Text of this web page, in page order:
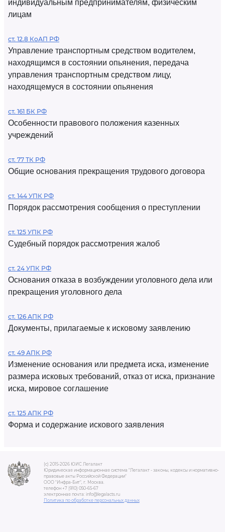
индивидуальным предпринимателям, физическим
лицам
ст. 12.8 КоАП РФ
Управление транспортным средством водителем,
находящимся в состоянии опьянения, передача
управления транспортным средством лицу,
находящемуся в состоянии опьянения
ст. 161 БК РФ
Особенности правового положения казенных
учреждений
ст. 77 ТК РФ
Общие основания прекращения трудового договора
ст. 144 УПК РФ
Порядок рассмотрения сообщения о преступлении
ст. 125 УПК РФ
Судебный порядок рассмотрения жалоб
ст. 24 УПК РФ
Основания отказа в возбуждении уголовного дела или
прекращения уголовного дела
ст. 126 АПК РФ
Документы, прилагаемые к исковому заявлению
ст. 49 АПК РФ
Изменение основания или предмета иска, изменение
размера исковых требований, отказ от иска, признание
иска, мировое соглашение
ст. 125 АПК РФ
Форма и содержание искового заявления
(c) 2015-2026 ЮИС Легалакт
Юридическая информационная система "Легалакт - законы, кодексы и нормативно-
правовые акты Российской Федерации"
ООО "Инфра-Бит", г. Москва.
телефон +7 (910) 050-65-67
электронная почта: info@legalacts.ru
Политика по обработке персональных данных